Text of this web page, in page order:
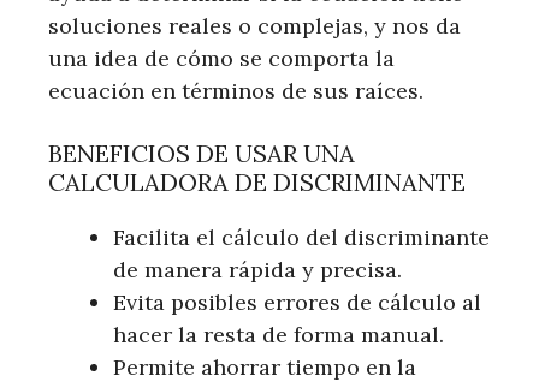
soluciones reales o complejas, y nos da
una idea de cómo se comporta la
ecuación en términos de sus raíces.
BENEFICIOS DE USAR UNA
CALCULADORA DE DISCRIMINANTE
Facilita el cálculo del discriminante
de manera rápida y precisa.
Evita posibles errores de cálculo al
hacer la resta de forma manual.
Permite ahorrar tiempo en la